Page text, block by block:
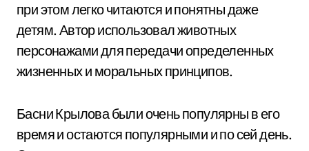
при этом легко читаются и понятны даже
детям. Автор использовал животных
персонажами для передачи определенных
жизненных и моральных принципов.
Басни Крылова были очень популярны в его
время и остаются популярными и по сей день.